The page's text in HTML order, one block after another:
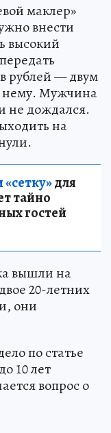
маклер»
внести
высокий
рублей — двум
нему. Мужчина
не дождался.
на
для
тайно
гостей
вышли на
20-летних
они
по статье
10 лет
вопрос о